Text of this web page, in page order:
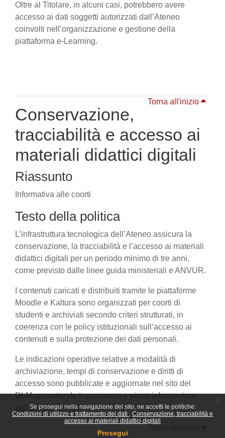
Se prosegui nella navigazione del sito, ne accetti le politiche:
Condizioni di utilizzo e trattamento dei dati
Conservazione, tracciabilità e
accesso ai materiali didattici digitali
Prosegui
Oltre al Titolare, in alcuni casi, potrebbero avere
accesso ai dati soggetti autorizzati dall’Ateneo
coinvolti nell’organizzazione e gestione della
piattaforma e-Learning.
Torna all'inizio
Conservazione,
tracciabilità e accesso ai
materiali didattici digitali
Riassunto
Informativa alle coorti
Testo della politica
L’infrastruttura tecnologica dell’Ateneo assicura la
conservazione, la tracciabilità e l’accesso ai materiali
didattici digitali per un periodo minimo di tre anni,
come previsto dalle linee guida ministeriali e ANVUR.
I contenuti caricati e distribuiti tramite le piattaforme
Moodle e Kaltura sono organizzati per coorti di
studenti e archiviati secondo criteri strutturati, in
coerenza con le policy istituzionali sull’accesso ai
contenuti e sulla protezione dei dati personali.
Le indicazioni operative relative a modalità di
archiviazione, tempi di conservazione e diritti di
accesso sono pubblicate e aggiornate nel sito del
DLM, garantendo trasparenza e piena informazione
agli utenti coinvolti.